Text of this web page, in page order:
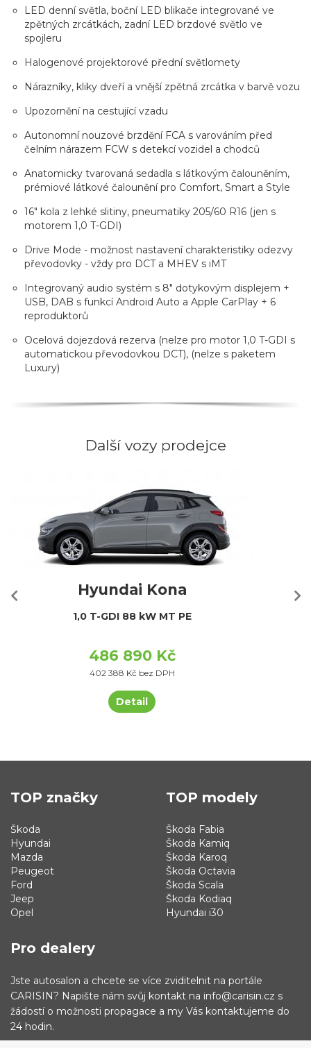
LED denní světla, boční LED blikače integrované ve
zpětných zrcátkách, zadní LED brzdové světlo ve
spojleru
Halogenové projektorové přední světlomety
Nárazníky, kliky dveří a vnější zpětná zrcátka v barvě vozu
Upozornění na cestující vzadu
Autonomní nouzové brzdění FCA s varováním před
čelním nárazem FCW s detekcí vozidel a chodců
Anatomicky tvarovaná sedadla s látkovým čalouněním,
prémiové látkové čalounění pro Comfort, Smart a Style
16" kola z lehké slitiny, pneumatiky 205/60 R16 (jen s
motorem 1,0 T-GDI)
Drive Mode - možnost nastavení charakteristiky odezvy
převodovky - vždy pro DCT a MHEV s iMT
Integrovaný audio systém s 8" dotykovým displejem +
USB, DAB s funkcí Android Auto a Apple CarPlay + 6
reproduktorů
Ocelová dojezdová rezerva (nelze pro motor 1,0 T-GDI s
automatickou převodovkou DCT), (nelze s paketem
Luxury)
Další vozy prodejce
Hyundai Kona
1,0 T-GDI 88 kW MT PE
486 890 Kč
402 388 Kč bez DPH
Detail
TOP značky
Škoda
Hyundai
Mazda
Peugeot
Ford
Jeep
Opel
TOP modely
Škoda Fabia
Škoda Kamiq
Škoda Karoq
Škoda Octavia
Škoda Scala
Škoda Kodiaq
Hyundai i30
Pro dealery
Jste autosalon a chcete se více zviditelnit na portále
CARISIN? Napište nám svůj kontakt na info@carisin.cz s
žádostí o možnosti propagace a my Vás kontaktujeme do
24 hodin.